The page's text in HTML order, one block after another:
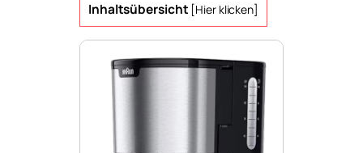
Inhaltsübersicht [Hier klicken]